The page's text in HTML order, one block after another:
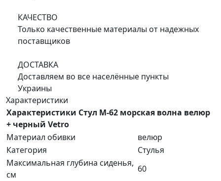
КАЧЕСТВО
Только качественные материалы от надежных
поставщиков
ДОСТАВКА
Доставляем во все населённые пункты
Украины
Характеристики
Характеристики Стул M-62 морская волна велюр
+ черный Vetro
Материал обивки
велюр
Категория
Стулья
Максимальная глубина сиденья,
см
60